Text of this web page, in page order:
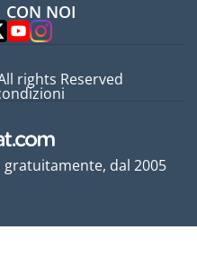
CON NOI
dal 2005
rights Reserved